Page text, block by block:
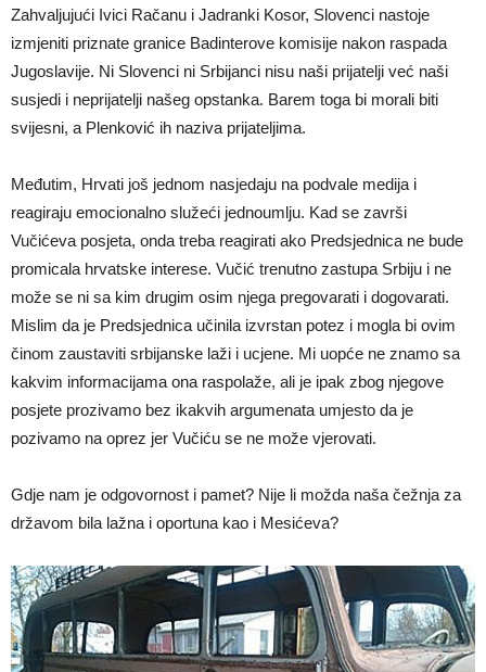
Zahvaljujući Ivici Račanu i Jadranki Kosor, Slovenci nastoje
izmjeniti priznate granice Badinterove komisije nakon raspada
Jugoslavije. Ni Slovenci ni Srbijanci nisu naši prijatelji već naši
susjedi i neprijatelji našeg opstanka. Barem toga bi morali biti
svijesni, a Plenković ih naziva prijateljima.
Međutim, Hrvati još jednom nasjedaju na podvale medija i
reagiraju emocionalno služeći jednoumlju. Kad se završi
Vučićeva posjeta, onda treba reagirati ako Predsjednica ne bude
promicala hrvatske interese. Vučić trenutno zastupa Srbiju i ne
može se ni sa kim drugim osim njega pregovarati i dogovarati.
Mislim da je Predsjednica učinila izvrstan potez i mogla bi ovim
činom zaustaviti srbijanske laži i ucjene. Mi uopće ne znamo sa
kakvim informacijama ona raspolaže, ali je ipak zbog njegove
posjete prozivamo bez ikakvih argumenata umjesto da je
pozivamo na oprez jer Vučiću se ne može vjerovati.
Gdje nam je odgovornost i pamet? Nije li možda naša čežnja za
državom bila lažna i oportuna kao i Mesićeva?